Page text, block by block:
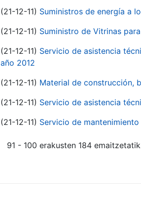
(21-12-11) Suministros de energía a
(21-12-11) Suministro de Vitrinas
(21-12-11) Servicio de asistencia
año 2012
(21-12-11) Material de construcción,
(21-12-11) Servicio de asistencia
(21-12-11) Servicio de
91 - 100 erakusten 184